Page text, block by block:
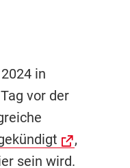
in
vor der
,
sein wird.